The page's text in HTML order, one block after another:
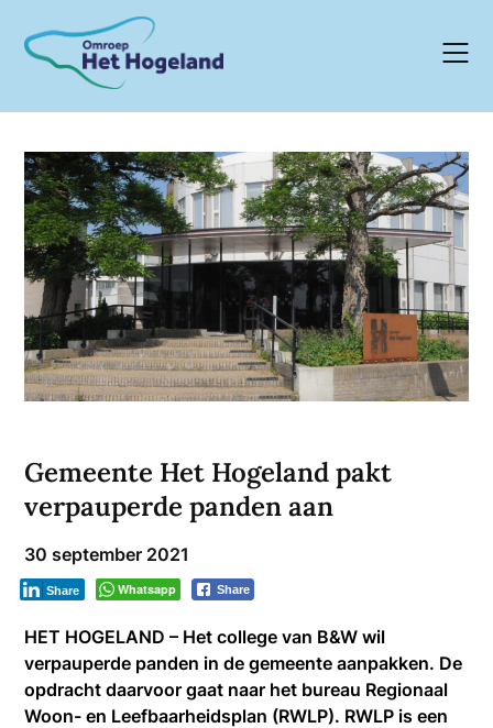
content
Gemeente Het Hogeland pakt
verpauperde panden aan
30 september 2021
Whatsapp Share
Share
HET HOGELAND – Het college van B&W wil
verpauperde panden in de gemeente aanpakken. De
opdracht daarvoor gaat naar het bureau Regionaal
Woon- en Leefbaarheidsplan (RWLP). RWLP is een